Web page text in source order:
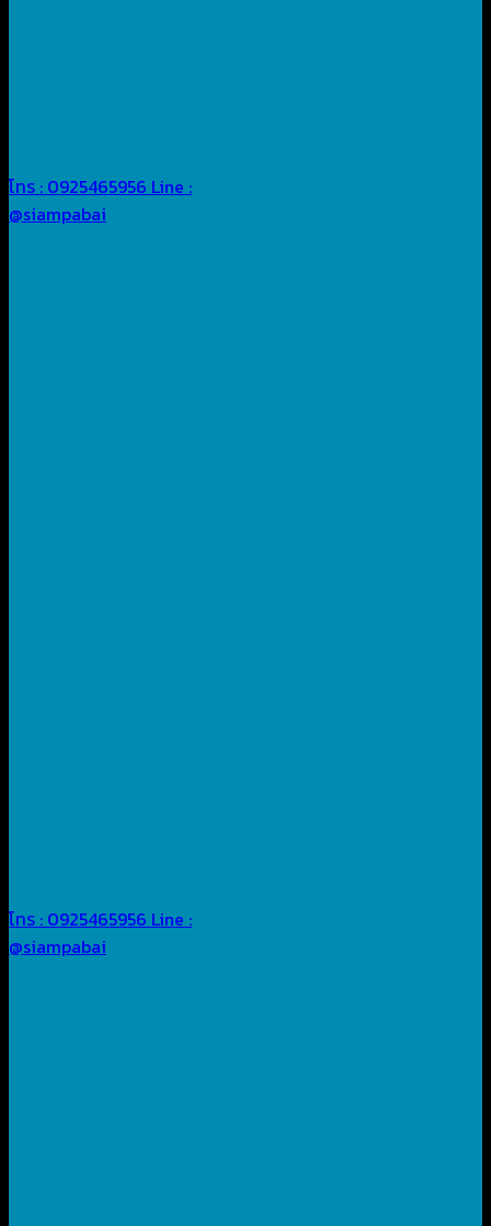
โทร : 0925465956 Line :
@siampabai
โทร : 0925465956 Line :
@siampabai